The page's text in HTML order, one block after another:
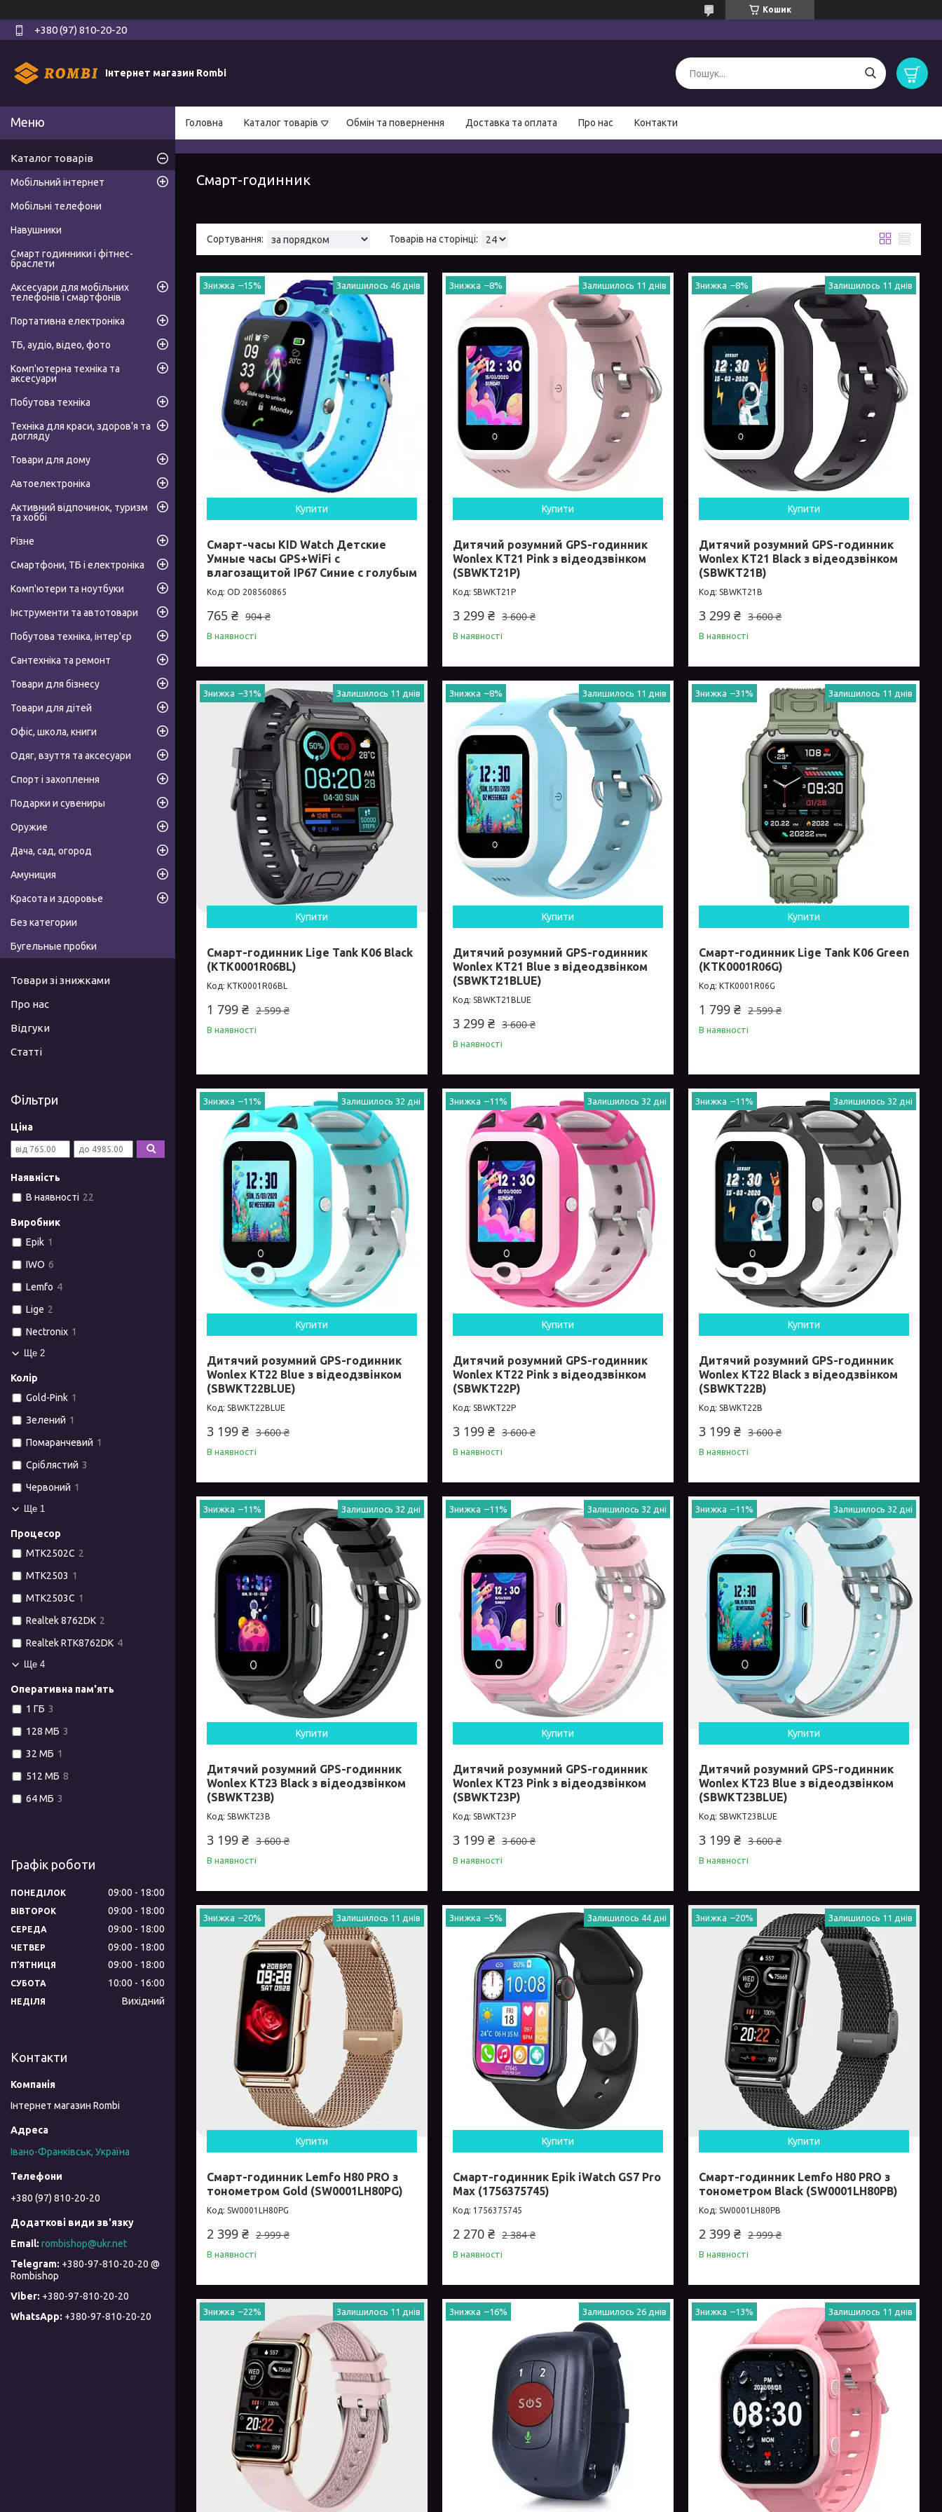
Кошик
+380 (97) 810-20-20
Інтернет магазин Rombi
Головна Каталог товарів Обмін та повернення Доставка та оплата Про нас Контакти
Смарт-годинник
–15% Залишилось 46 днів
Купити
Смарт-часы KID Watch Детские
Умные часы GPS+WiFi с
влагозащитой IP67 Синие с голубым
OD 208560865
904 ₴
765 ₴
В наявності
–8% Залишилось 11 днів
Купити
Дитячий розумний GPS-годинник
Wonlex KT21 Pink з відеодзвінком
(SBWKT21P)
SBWKT21P
3 600 ₴
3 299 ₴
В наявності
–8% Залишилось 11 днів
Купити
Дитячий розумний GPS-годинник
Wonlex KT21 Black з відеодзвінком
(SBWKT21B)
SBWKT21B
3 600 ₴
3 299 ₴
В наявності
–31% Залишилось 11 днів
Купити
Смарт-годинник Lige Tank K06 Black
(KTK0001R06BL)
KTK0001R06BL
2 599 ₴
1 799 ₴
В наявності
–8% Залишилось 11 днів
Купити
Дитячий розумний GPS-годинник
Wonlex KT21 Blue з відеодзвінком
(SBWKT21BLUE)
SBWKT21BLUE
3 600 ₴
3 299 ₴
В наявності
–31% Залишилось 11 днів
Купити
Смарт-годинник Lige Tank K06 Green
(KTK0001R06G)
KTK0001R06G
2 599 ₴
1 799 ₴
В наявності
–11% Залишилось 32 дні
Купити
Дитячий розумний GPS-годинник
Wonlex KT22 Blue з відеодзвінком
(SBWKT22BLUE)
SBWKT22BLUE
3 600 ₴
3 199 ₴
В наявності
–11% Залишилось 32 дні
Купити
Дитячий розумний GPS-годинник
Wonlex KT22 Pink з відеодзвінком
(SBWKT22P)
SBWKT22P
3 600 ₴
3 199 ₴
В наявності
–11% Залишилось 32 дні
Купити
Дитячий розумний GPS-годинник
Wonlex KT22 Black з відеодзвінком
(SBWKT22B)
SBWKT22B
3 600 ₴
3 199 ₴
В наявності
–11% Залишилось 32 дні
Купити
Дитячий розумний GPS-годинник
Wonlex KT23 Black з відеодзвінком
(SBWKT23B)
SBWKT23B
3 600 ₴
3 199 ₴
В наявності
–11% Залишилось 32 дні
Купити
Дитячий розумний GPS-годинник
Wonlex KT23 Pink з відеодзвінком
(SBWKT23P)
SBWKT23P
3 600 ₴
3 199 ₴
В наявності
–11% Залишилось 32 дні
Купити
Дитячий розумний GPS-годинник
Wonlex KT23 Blue з відеодзвінком
(SBWKT23BLUE)
SBWKT23BLUE
3 600 ₴
3 199 ₴
В наявності
–20% Залишилось 11 днів
Купити
Смарт-годинник Lemfo H80 PRO з
тонометром Gold (SW0001LH80PG)
SW0001LH80PG
2 999 ₴
2 399 ₴
В наявності
–5% Залишилось 44 дні
Купити
Смарт-годинник Epik iWatch GS7 Pro
Max (1756375745)
1756375745
2 384 ₴
2 270 ₴
В наявності
–20% Залишилось 11 днів
Купити
Смарт-годинник Lemfo H80 PRO з
тонометром Black (SW0001LH80PB)
SW0001LH80PB
2 999 ₴
2 399 ₴
В наявності
–22% Залишилось 11 днів –16% Залишилось 26 днів –13% Залишилось 11 днів
Каталог товарів
Мобільний інтернет
Мобільні телефони
Навушники
Смарт годинники і фітнес-
браслети
Аксесуари для мобільних
телефонів і смартфонів
Портативна електроніка
ТБ, аудіо, відео, фото
Комп'ютерна техніка та
аксесуари
Побутова техніка
Техніка для краси, здоров'я та
догляду
Товари для дому
Автоелектроніка
Активний відпочинок, туризм
та хоббі
Різне
Смартфони, ТБ і електроніка
Комп'ютери та ноутбуки
Інструменти та автотовари
Побутова техніка, інтер'єр
Сантехніка та ремонт
Товари для бізнесу
Товари для дітей
Офіс, школа, книги
Одяг, взуття та аксесуари
Спорт і захоплення
Подарки и сувениры
Оружие
Дача, сад, огород
Амуниция
Красота и здоровье
Без категории
Бугельные пробки
Товари зі знижками
Про нас
Відгуки
Статті
Фільтри
Ціна
Наявність
В наявності 22
Виробник
Epik 1
IWO 6
Lemfo 4
Lige 2
Nectronix 1
Ще 2
Колір
Gold-Pink 1
Зелений 1
Помаранчевий 1
Сріблястий 3
Червоний 1
Ще 1
Процесор
MTK2502C 2
MTK2503 1
MTK2503С 1
Realtek 8762DK 2
Realtek RTK8762DK 4
Ще 4
Оперативна пам'ять
1 ГБ 3
128 МБ 3
32 МБ 1
512 МБ 8
64 МБ 3
Графік роботи
ПОНЕДІЛОК 09:00 18:00
ВІВТОРОК 09:00 18:00
СЕРЕДА 09:00 18:00
ЧЕТВЕР 09:00 18:00
ПʼЯТНИЦЯ 09:00 18:00
СУБОТА 10:00 16:00
НЕДІЛЯ Вихідний
Контакти
Інтернет магазин Rombi
Івано-Франківськ, Україна
+380 (97) 810-20-20
rombishop@ukr.net
+380-97-810-20-20 @
Rombishop
+380-97-810-20-20
+380-97-810-20-20